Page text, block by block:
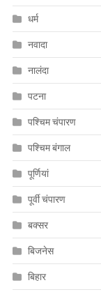
धर्म
नवादा
नालंदा
पटना
पश्चिम चंपारण
पश्चिम बंगाल
पूर्णियां
पूर्वी चंपारण
बक्सर
बिजनेस
बिहार